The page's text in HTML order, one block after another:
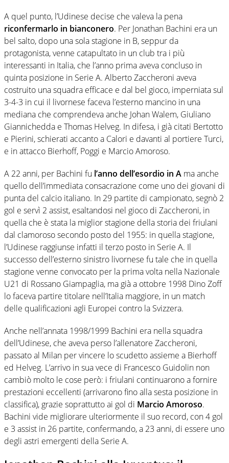
A quel punto, l’Udinese decise che valeva la pena
riconfermarlo in bianconero. Per Jonathan Bachini era un
bel salto, dopo una sola stagione in B, seppur da
protagonista, venne catapultato in un club tra i più
interessanti in Italia, che l’anno prima aveva concluso in
quinta posizione in Serie A. Alberto Zaccheroni aveva
costruito una squadra efficace e dal bel gioco, imperniata sul
3-4-3 in cui il livornese faceva l’esterno mancino in una
mediana che comprendeva anche Johan Walem, Giuliano
Giannichedda e Thomas Helveg. In difesa, i già citati Bertotto
e Pierini, schierati accanto a Calori e davanti al portiere Turci,
e in attacco Bierhoff, Poggi e Marcio Amoroso.
A 22 anni, per Bachini fu l’anno dell’esordio in A ma anche
quello dell’immediata consacrazione come uno dei giovani di
punta del calcio italiano. In 29 partite di campionato, segnò 2
gol e servì 2 assist, esaltandosi nel gioco di Zaccheroni, in
quella che è stata la miglior stagione della storia dei friulani
dal clamoroso secondo posto del 1955: in quella stagione,
l’Udinese raggiunse infatti il terzo posto in Serie A. Il
successo dell’esterno sinistro livornese fu tale che in quella
stagione venne convocato per la prima volta nella Nazionale
U21 di Rossano Giampaglia, ma già a ottobre 1998 Dino Zoff
lo faceva partire titolare nell’Italia maggiore, in un match
delle qualificazioni agli Europei contro la Svizzera.
Anche nell’annata 1998/1999 Bachini era nella squadra
dell’Udinese, che aveva perso l’allenatore Zaccheroni,
passato al Milan per vincere lo scudetto assieme a Bierhoff
ed Helveg. L’arrivo in sua vece di Francesco Guidolin non
cambiò molto le cose però: i friulani continuarono a fornire
prestazioni eccellenti (arrivarono fino alla sesta posizione in
classifica), grazie soprattutto ai gol di Marcio Amoroso.
Bachini vide migliorare ulteriormente il suo record, con 4 gol
e 3 assist in 26 partite, confermando, a 23 anni, di essere uno
degli astri emergenti della Serie A.